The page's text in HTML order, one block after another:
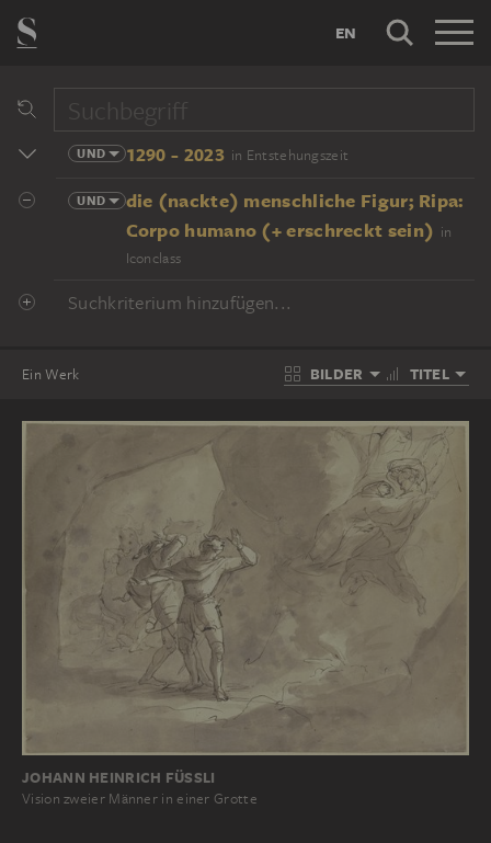
EN
UND 1290 - 2023 in Entstehungszeit
UND
die (nackte) menschliche Figur; Ripa:
Corpo humano (+ erschreckt sein) in
Iconclass
Suchkriterium hinzufügen...
Ein Werk BILDER TITEL
JOHANN HEINRICH FÜSSLI
Vision zweier Männer in einer Grotte